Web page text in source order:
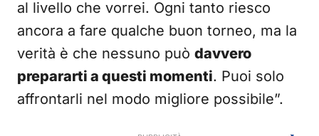
al livello che vorrei. Ogni tanto riesco
ancora a fare qualche buon torneo, ma la
verità è che nessuno può davvero
prepararti a questi momenti. Puoi solo
affrontarli nel modo migliore possibile”.